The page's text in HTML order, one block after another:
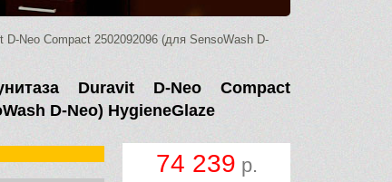
Neo Compact 2502092096 (для SensoWash D-
Duravit D-Neo Compact
D-Neo) HygieneGlaze
74 239 р.